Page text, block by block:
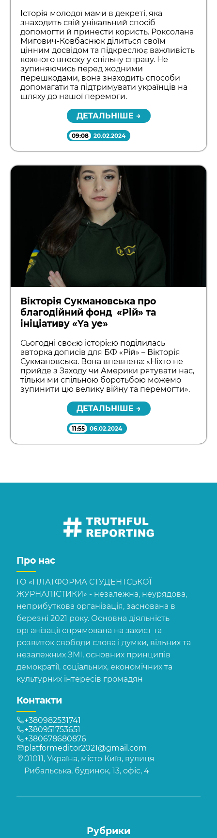
Історія молодої мами в декреті, яка
знаходить свій унікальний спосіб
допомогти й принести користь. Роксолана
Мигович-Ковбаснюк ділиться своїм
цінним досвідом та підкреслює важливість
кожного внеску у спільну справу. Не
зупиняючись перед жодними
перешкодами, вона знаходить способи
допомагати та підтримувати українців на
шляху до нашої перемоги.
ДЕТАЛЬНІШЕ →
09:08 20.02.2024
Вікторія Сукмановська про
благодійний фонд «Рій» та
ініціативу «Ya ye»
Сьогодні своєю історією поділилась
авторка дописів для БФ «Рій» – Вікторія
Сукмановська. Вона впевнена: «Ніхто не
прийде з Заходу чи Америки рятувати нас,
тільки ми спільною боротьбою можемо
зупинити цю велику війну та перемогти».
ДЕТАЛЬНІШЕ →
11:55 06.02.2024
Про нас
ГО «ПЛАТФОРМА СТУДЕНТСЬКОЇ
ЖУРНАЛІСТИКИ» - незалежна, неурядова,
неприбуткова організація, заснована в
березні 2021 року. Основна діяльність
організації спрямована на захист та
розвиток свободи слова і думки, вільних та
незалежних ЗМІ, основних принципів
демократії, соціальних, економічних та
культурних інтересів громадян
Контакти
+380982531741
+380951753651
+380678680876
platformeditor2021@gmail.com
01011, Україна, місто Київ, вулиця
Рибальська, будинок, 13, офіс, 4
Рубрики